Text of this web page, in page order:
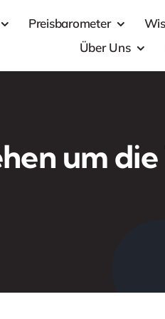
Preisbarometer
Über Uns
um